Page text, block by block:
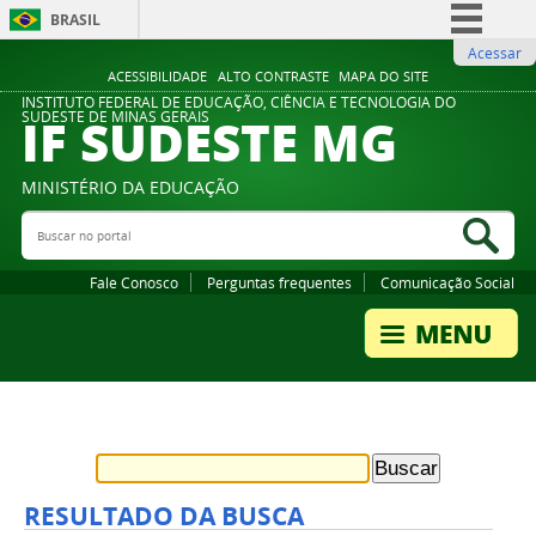
ACESSIBILIDADE ALTO CONTRASTE MAPA DO SITE
BRASIL
Comunica BR
Participe
Legislação
Acessar
INSTITUTO FEDERAL DE EDUCAÇÃO, CIÊNCIA E TECNOLOGIA DO
SUDESTE DE MINAS GERAIS
IF SUDESTE MG
MINISTÉRIO DA EDUCAÇÃO
Buscar no portal
Fale Conosco Perguntas frequentes Comunicação Social
RESULTADO DA BUSCA